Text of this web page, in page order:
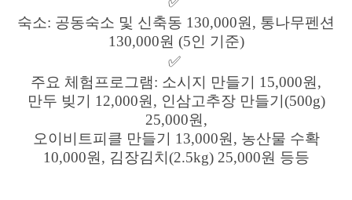
숙소: 공동숙소 및 신축동 130,000원, 통나무펜션
130,000원 (5인 기준)
✅
주요 체험프로그램: 소시지 만들기 15,000원,
만두 빚기 12,000원, 인삼고추장 만들기(500g)
25,000원,
오이비트피클 만들기 13,000원, 농산물 수확
10,000원, 김장김치(2.5kg) 25,000원 등등